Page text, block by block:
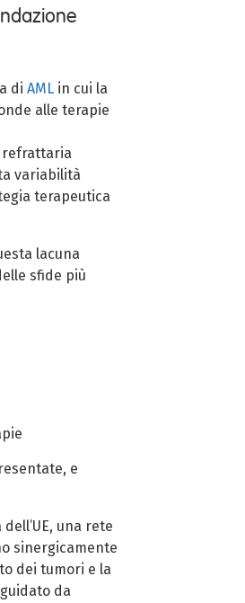
di AML in cui la
alle terapie
refrattaria
variabilità
terapeutica
lacuna
sfide più
e
una rete
sinergicamente
dei tumori e la
da